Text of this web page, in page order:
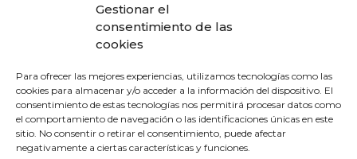
Gestionar el
consentimiento de las
cookies
Para ofrecer las mejores experiencias, utilizamos tecnologías como las
cookies para almacenar y/o acceder a la información del dispositivo. El
consentimiento de estas tecnologías nos permitirá procesar datos como
el comportamiento de navegación o las identificaciones únicas en este
sitio. No consentir o retirar el consentimiento, puede afectar
negativamente a ciertas características y funciones.
programación con una charla sobre
sexualidad y suelo pélvico en las
personas mayores
El Colegio de Médicos de Huelva y
Fundación Madre Coraje unen fuerzas
para promover una sociedad más